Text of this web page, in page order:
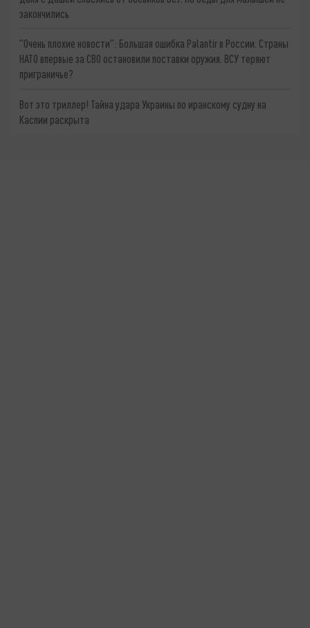
закончились
"Очень плохие новости": Большая ошибка Palantir в России. Страны
НАТО впервые за СВО остановили поставки оружия. ВСУ теряют
приграничье?
Вот это триллер! Тайна удара Украины по иранскому судну на
Каспии раскрыта